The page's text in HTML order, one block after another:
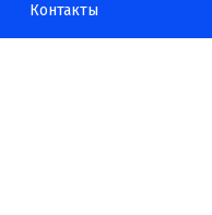
Контакты